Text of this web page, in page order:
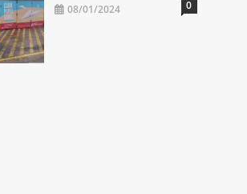
08/01/2024 0